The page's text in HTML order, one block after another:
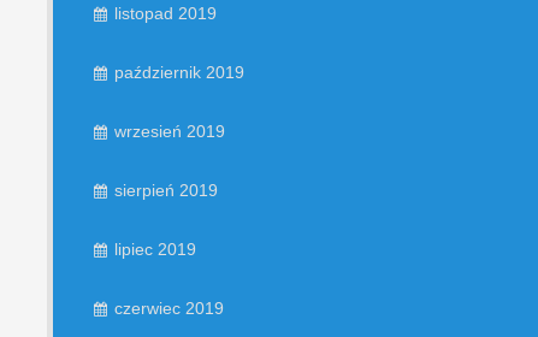
listopad 2019
październik 2019
wrzesień 2019
sierpień 2019
lipiec 2019
czerwiec 2019